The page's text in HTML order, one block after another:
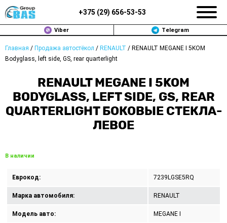
+375 (29) 656-53-53
Viber Telegram
Главная / Продажа автостёкол / RENAULT / RENAULT MEGANE I 5KOM
Bodyglass, left side, GS, rear quarterlight
RENAULT MEGANE I 5KOM
BODYGLASS, LEFT SIDE, GS, REAR
QUARTERLIGHT БОКОВЫЕ СТЕКЛА-
ЛЕВОЕ
В наличии
Еврокод: 7239LGSE5RQ
Марка автомобиля: RENAULT
Модель авто: MEGANE I
ЗАМЕНА АВТОСТЕКОЛ В МИНСКЕ
ПРОДАЖА АВТОСТЁКОЛ
РЕМОНТ
ПОЛИТИКА КОНФИДЕНЦИАЛЬНОСТИ